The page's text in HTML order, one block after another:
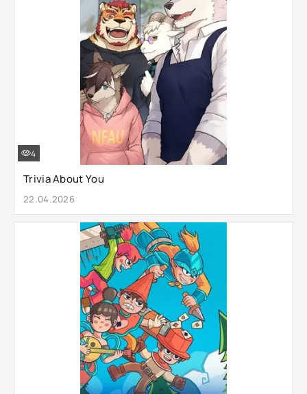
Trivia About You
22.04.2026
4